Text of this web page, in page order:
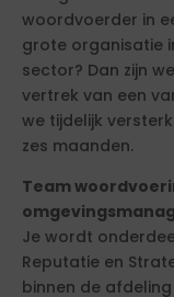
woordvoerder in
grote organisatie
sector? Dan zijn
vertrek van een
we tijdelijk
zes maanden.
Team
Je wordt
Reputatie en
binnen de